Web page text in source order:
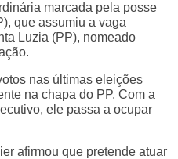
marcada pela posse
que assumiu a vaga
Luzia (PP), nomeado
nas últimas eleições
na chapa do PP. Com a
ele passa a ocupar
afirmou que pretende atuar